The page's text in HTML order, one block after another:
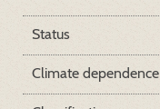
Status
Climate dependence